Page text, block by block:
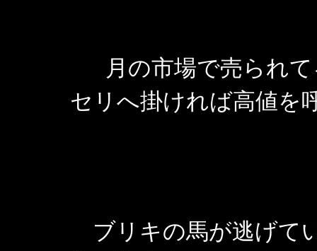
月の市場で売られ
セリへ掛ければ高値
ブリキの馬が逃げ